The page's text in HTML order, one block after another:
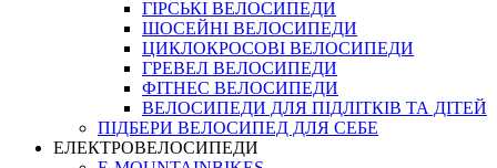
ГІРСЬКІ ВЕЛОСИПЕДИ
ШОСЕЙНІ ВЕЛОСИПЕДИ
ЦИКЛОКРОСОВІ ВЕЛОСИПЕДИ
ГРЕВЕЛ ВЕЛОСИПЕДИ
ФІТНЕС ВЕЛОСИПЕДИ
ВЕЛОСИПЕДИ ДЛЯ ПІДЛІТКІВ ТА ДІТЕЙ
ПIДБЕРИ ВЕЛОСИПЕД ДЛЯ СЕБЕ
ЕЛЕКТРОВЕЛОСИПЕДИ